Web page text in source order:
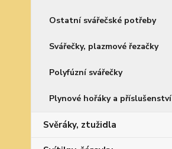
Ostatní svářečské potřeby
Svářečky, plazmové řezačky
Polyfúzní svářečky
Plynové hořáky a příslušenství
Svěráky, ztužidla